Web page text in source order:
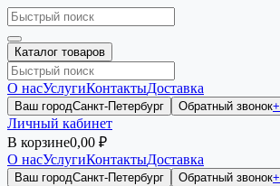
Каталог товаров
О насУслугиКонтактыДоставка
Ваш городСанкт-Петербург Обратный звонок
Личный кабинет
В корзине0,00 ₽
О насУслугиКонтактыДоставка
Ваш городСанкт-Петербург Обратный звонок